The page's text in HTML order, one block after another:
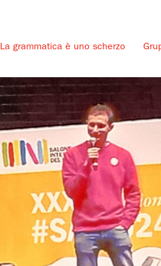
La grammatica è uno scherzo